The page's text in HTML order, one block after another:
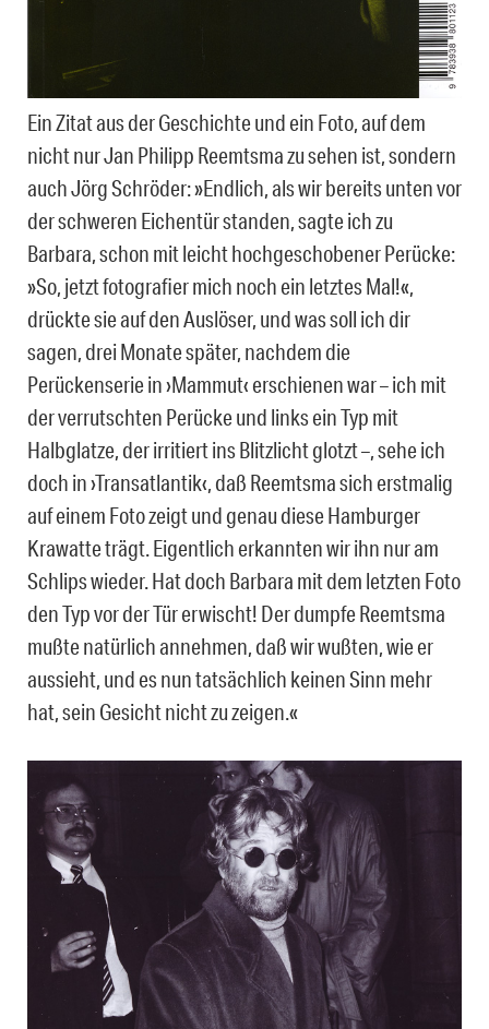
Ein Zitat aus der Geschichte und ein Foto, auf dem
nicht nur Jan Philipp Reemtsma zu sehen ist, sondern
auch Jörg Schröder: »Endlich, als wir bereits unten vor
der schweren Eichentür standen, sagte ich zu
Barbara, schon mit leicht hochgeschobener Perücke:
»So, jetzt fotografier mich noch ein letztes Mal!«,
drückte sie auf den Auslöser, und was soll ich dir
sagen, drei Monate später, nachdem die
Perückenserie in ›Mammut‹ erschienen war – ich mit
der verrutschten Perücke und links ein Typ mit
Halbglatze, der irritiert ins Blitzlicht glotzt –, sehe ich
doch in ›Transatlantik‹, daß Reemtsma sich erstmalig
auf einem Foto zeigt und genau diese Hamburger
Krawatte trägt. Eigentlich erkannten wir ihn nur am
Schlips wieder. Hat doch Barbara mit dem letzten Foto
den Typ vor der Tür erwischt! Der dumpfe Reemtsma
mußte natürlich annehmen, daß wir wußten, wie er
aussieht, und es nun tatsächlich keinen Sinn mehr
hat, sein Gesicht nicht zu zeigen.«